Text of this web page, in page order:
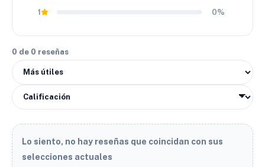
1 0%
0 de 0 reseñas
Lo siento, no hay reseñas que coincidan con sus
selecciones actuales